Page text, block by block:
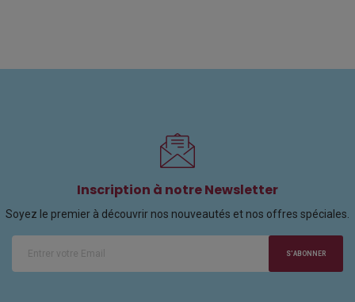
Inscription à notre Newsletter
Soyez le premier à découvrir nos nouveautés et nos offres spéciales.
S'ABONNER